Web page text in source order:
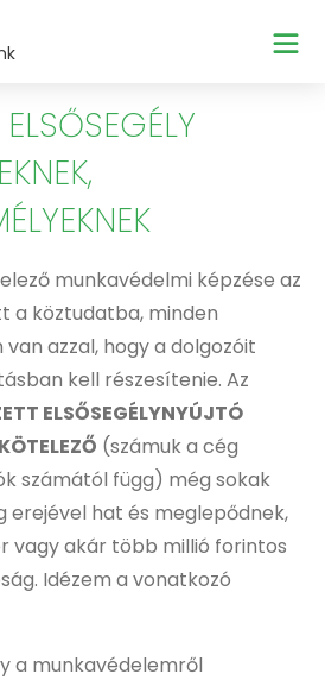
munkavédelmi képzése az
a köztudatba, minden
azzal, hogy a dolgozóit
kell részesítenie. Az
ELSŐSEGÉLYNYÚJTÓ
KÖTELEZŐ (számuk a cég
számától függ) még sokak
erejével hat és meglepődnek,
vagy akár több millió forintos
Idézem a vonatkozó
a munkavédelemről